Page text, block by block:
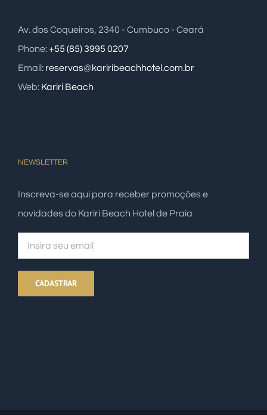
Av. dos Coqueiros, 2340 - Cumbuco - Ceará
Phone:+55 (85) 3995 0207
Email: reservas@kariribeachhotel.com.br
Web: Kariri Beach
NEWSLETTER
Inscreva-se aqui para receber promoções e
novidades do Kariri Beach Hotel de Praia